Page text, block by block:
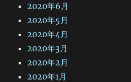
2020年6月
2020年5月
2020年4月
2020年3月
2020年2月
2020年1月